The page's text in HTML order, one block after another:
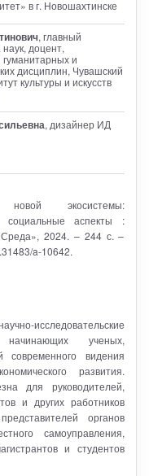
в г. Новошахтинске
, главный
доцент,
и
дисциплин, Чувашский
культуры и искусств
, дизайнер ИД
экосистемы:
социальные аспекты :
2024. – 244 с. –
a-10642.
исследовательские
ученых,
видения
развития.
для руководителей,
и других работников
органов
самоуправления,
и студентов